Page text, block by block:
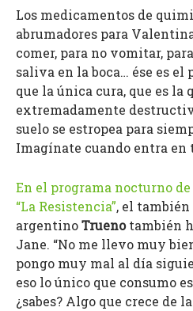
Los medicamentos de
abrumadores para
comer, para no vomitar,
saliva en la boca… ése es el
que la única cura, que es la
extremadamente
suelo se estropea para
Imagínate cuando entra en
En el programa nocturno
“La Resistencia”, el
argentinoTruenotambién
Jane. “No me llevo muy
pongo muy mal al día
eso lo único que consumo
¿sabes? Algo que crece de